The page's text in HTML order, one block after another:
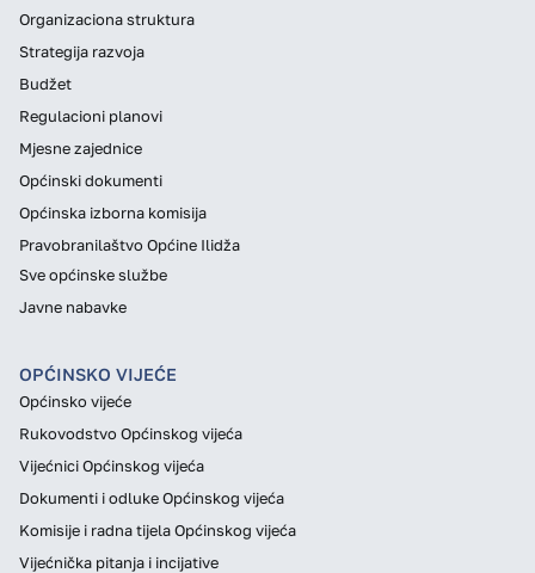
Organizaciona struktura
Strategija razvoja
Budžet
Regulacioni planovi
Mjesne zajednice
Općinski dokumenti
Općinska izborna komisija
Pravobranilaštvo Općine Ilidža
Sve općinske službe
Javne nabavke
OPĆINSKO VIJEĆE
Općinsko vijeće
Rukovodstvo Općinskog vijeća
Vijećnici Općinskog vijeća
Dokumenti i odluke Općinskog vijeća
Komisije i radna tijela Općinskog vijeća
Vijećnička pitanja i incijative